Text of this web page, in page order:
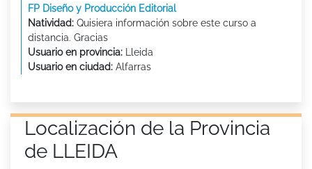
FP Diseño y Producción Editorial
Natividad: Quisiera información sobre este curso a
distancia. Gracias
Usuario en provincia: Lleida
Usuario en ciudad: Alfarras
Localización de la Provincia
de LLEIDA